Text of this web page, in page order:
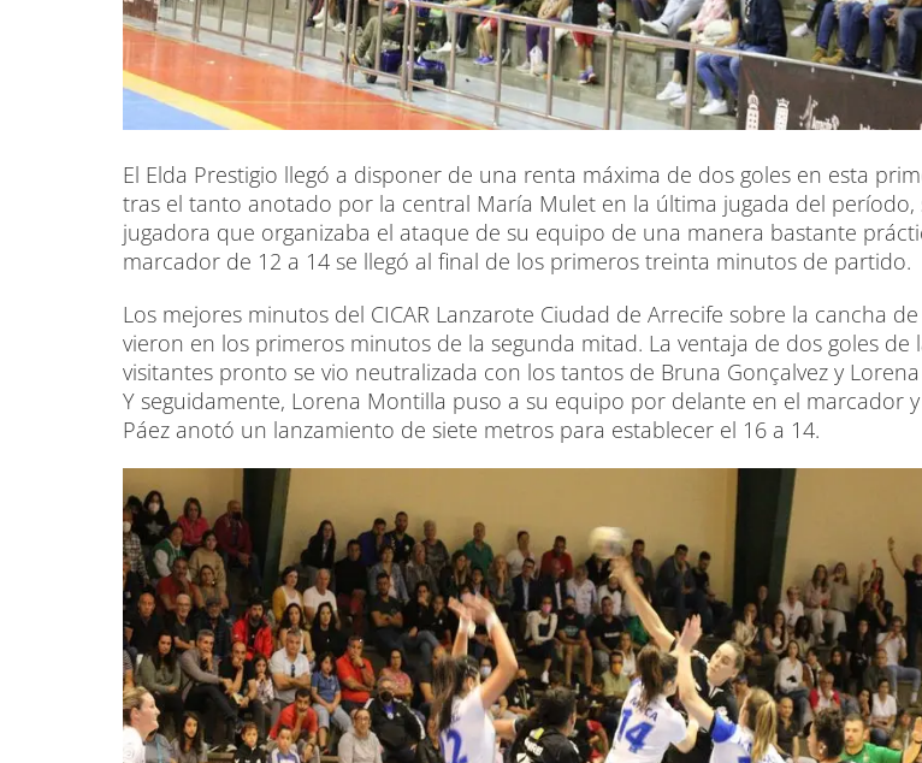
El Elda Prestigio llegó a disponer de una renta máxima de dos goles en esta
tras el tanto anotado por la central María Mulet en la última jugada del período,
jugadora que organizaba el ataque de su equipo de una manera bastante
marcador de 12 a 14 se llegó al final de los primeros treinta minutos de partido.
Los mejores minutos del CICAR Lanzarote Ciudad de Arrecife sobre la cancha
vieron en los primeros minutos de la segunda mitad. La ventaja de dos goles de
visitantes pronto se vio neutralizada con los tantos de Bruna Gonçalvez y
Y seguidamente, Lorena Montilla puso a su equipo por delante en el marcador
Páez anotó un lanzamiento de siete metros para establecer el 16 a 14.